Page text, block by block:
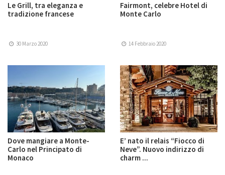
Le Grill, tra eleganza e
tradizione francese
30 Marzo 2020
Fairmont, celebre Hotel di
Monte Carlo
14 Febbraio 2020
Dove mangiare a Monte-
Carlo nel Principato di
Monaco
E’ nato il relais “Fiocco di
Neve”. Nuovo indirizzo di
charm ...